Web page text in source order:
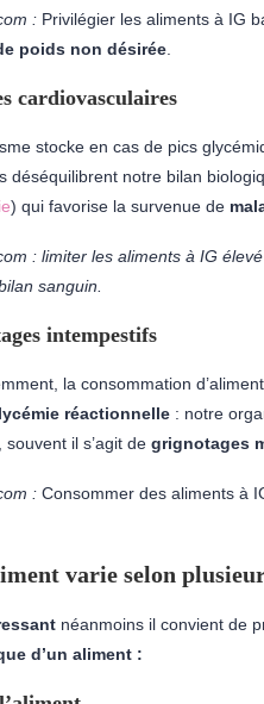
: Privilégier les aliments à IG
poids non désirée
cardiovasculaires
stocke en cas de pics
déséquilibrent notre bilan
) qui favorise la survenue de
: limiter les aliments à IG
sanguin.
intempestifs
la consommation
réactionnelle : notre
il s’agit de grignotages
: Consommer des aliments à
varie selon
néanmoins il convient de
d’un aliment :